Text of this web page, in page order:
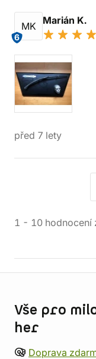
MK
6
Marián K.
před 7 lety
1 - 10 hodnocení
Vše pro
her
Doprava